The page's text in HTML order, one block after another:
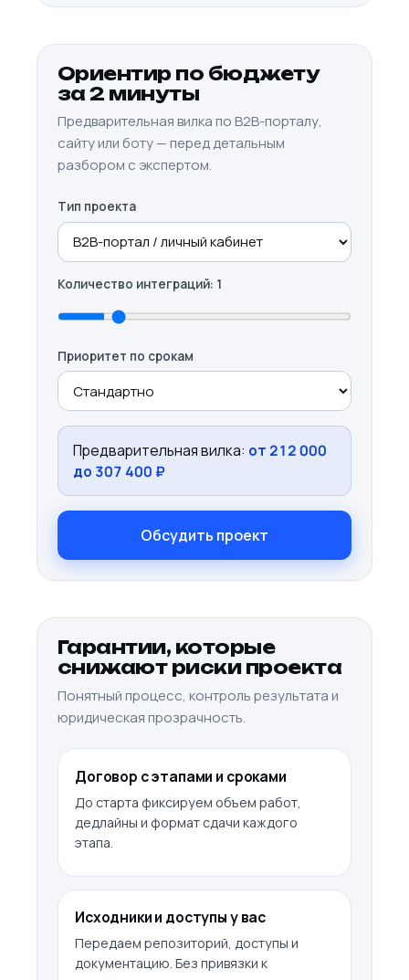
Ориентир по бюджету
за 2 минуты
Предварительная вилка по B2B-порталу,
сайту или боту — перед детальным
разбором с экспертом.
Тип проекта
Количество интеграций: 1
Приоритет по срокам
Предварительная вилка: от 212 000
до 307 400 ₽
Обсудить проект
Гарантии, которые
снижают риски проекта
Понятный процесс, контроль результата и
юридическая прозрачность.
Договор с этапами и сроками
До старта фиксируем объем работ,
дедлайны и формат сдачи каждого
этапа.
Исходники и доступы у вас
Передаем репозиторий, доступы и
документацию. Без привязки к